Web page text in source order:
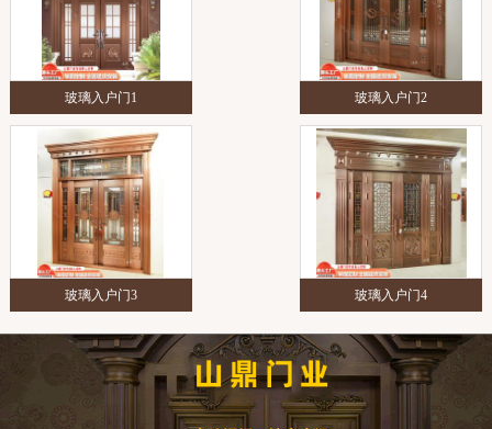
玻璃入户门1 玻璃入户门2
玻璃入户门3 玻璃入户门4